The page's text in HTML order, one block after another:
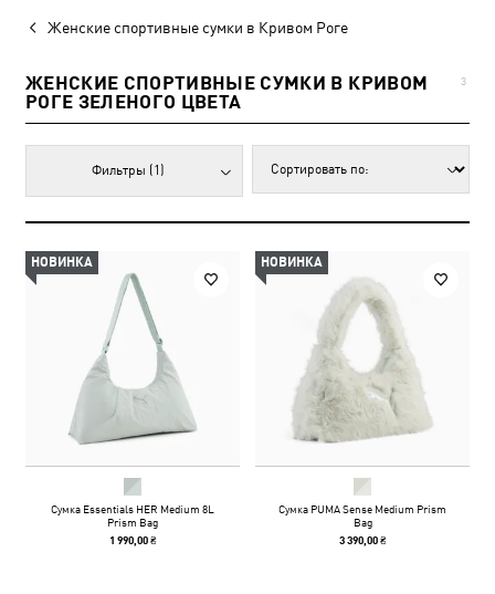
Женские спортивные сумки в Кривом Роге
ЖЕНСКИЕ СПОРТИВНЫЕ СУМКИ В КРИВОМ
РОГЕ ЗЕЛЕНОГО ЦВЕТА
3
Фильтры (1)
НОВИНКА
Сумка Essentials HER Medium 8L
Prism Bag
1 990,00 ₴
НОВИНКА
Сумка PUMA Sense Medium Prism
Bag
3 390,00 ₴